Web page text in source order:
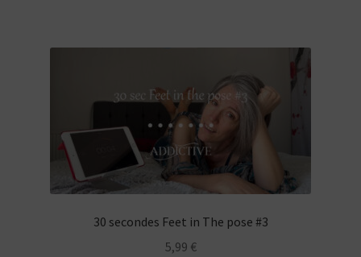
30 secondes Feet in The pose #3
5,99 €